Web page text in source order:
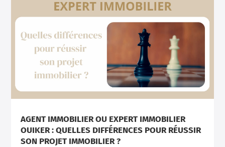
AGENT IMMOBILIER OU EXPERT IMMOBILIER
OUIKER : QUELLES DIFFÉRENCES POUR RÉUSSIR
SON PROJET IMMOBILIER ?